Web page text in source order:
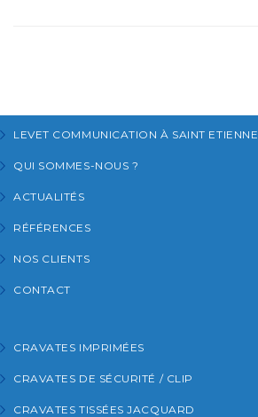
LEVET COMMUNICATION À SAINT ETIENNE
QUI SOMMES-NOUS ?
ACTUALITÉS
RÉFÉRENCES
NOS CLIENTS
CONTACT
CRAVATES IMPRIMÉES
CRAVATES DE SÉCURITÉ / CLIP
CRAVATES TISSÉES JACQUARD